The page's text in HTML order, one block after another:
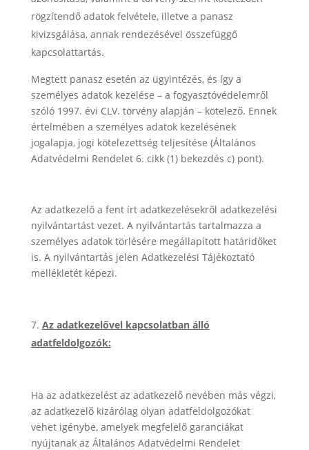
rögzítendő adatok felvétele, illetve a panasz
kivizsgálása, annak rendezésével összefüggő
kapcsolattartás.
Megtett panasz esetén az ügyintézés, és így a
személyes adatok kezelése – a fogyasztóvédelemről
szóló 1997. évi CLV. törvény alapján – kötelező. Ennek
értelmében a személyes adatok kezelésének
jogalapja, jogi kötelezettség teljesítése (Általános
Adatvédelmi Rendelet 6. cikk (1) bekezdés c) pont).
Az adatkezelő a fent írt adatkezelésekről adatkezelési
nyilvántartást vezet. A nyilvántartás tartalmazza a
személyes adatok törlésére megállapított határidőket
is. A nyilvántartás jelen Adatkezelési Tájékoztató
mellékletét képezi.
Az adatkezelővel kapcsolatban álló
adatfeldolgozók:
Ha az adatkezelést az adatkezelő nevében más végzi,
az adatkezelő kizárólag olyan adatfeldolgozókat
vehet igénybe, amelyek megfelelő garanciákat
nyújtanak az Általános Adatvédelmi Rendelet